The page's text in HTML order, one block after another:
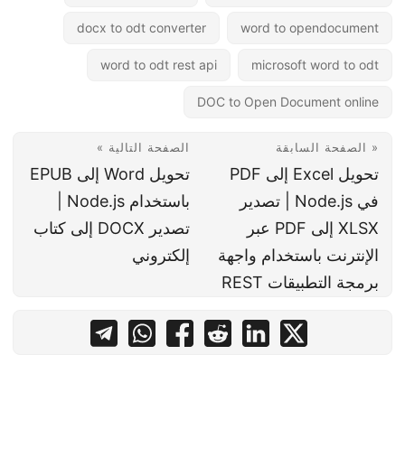
word to opendocument
docx to odt converter
microsoft word to odt
word to odt rest api
DOC to Open Document online
« الصفحة السابقة
تحويل Excel إلى PDF
في Node.js | تصدير
XLSX إلى PDF عبر
الإنترنت باستخدام واجهة
برمجة التطبيقات REST
الصفحة التالية »
تحويل Word إلى EPUB
باستخدام Node.js |
تصدير DOCX إلى كتاب
إلكتروني